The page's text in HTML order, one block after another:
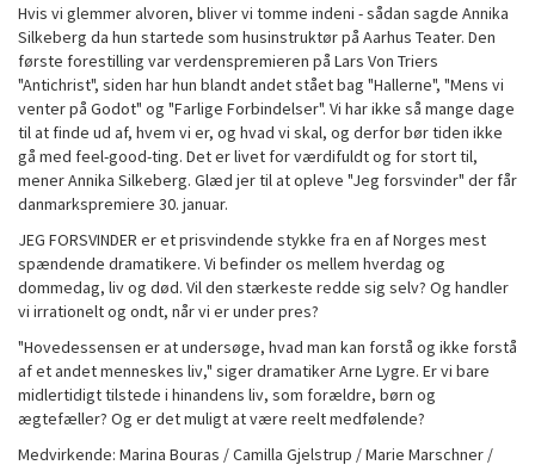
Hvis vi glemmer alvoren, bliver vi tomme indeni - sådan sagde Annika
Silkeberg da hun startede som husinstruktør på Aarhus Teater. Den
første forestilling var verdenspremieren på Lars Von Triers
"Antichrist", siden har hun blandt andet stået bag "Hallerne", "Mens vi
venter på Godot" og "Farlige Forbindelser". Vi har ikke så mange dage
til at finde ud af, hvem vi er, og hvad vi skal, og derfor bør tiden ikke
gå med feel-good-ting. Det er livet for værdifuldt og for stort til,
mener Annika Silkeberg. Glæd jer til at opleve "Jeg forsvinder" der får
danmarkspremiere 30. januar.
JEG FORSVINDER er et prisvindende stykke fra en af Norges mest
spændende dramatikere. Vi befinder os mellem hverdag og
dommedag, liv og død. Vil den stærkeste redde sig selv? Og handler
vi irrationelt og ondt, når vi er under pres?
"Hovedessensen er at undersøge, hvad man kan forstå og ikke forstå
af et andet menneskes liv," siger dramatiker Arne Lygre. Er vi bare
midlertidigt tilstede i hinandens liv, som forældre, børn og
ægtefæller? Og er det muligt at være reelt medfølende?
Medvirkende: Marina Bouras / Camilla Gjelstrup / Marie Marschner /